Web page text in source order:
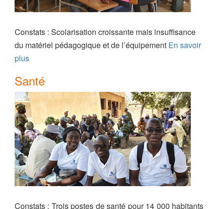
Constats : Scolarisation croissante mais insuffisance
du matériel pédagogique et de l’équipement En savoir
plus
Santé
Constats : Trois postes de santé pour 14 000 habitants